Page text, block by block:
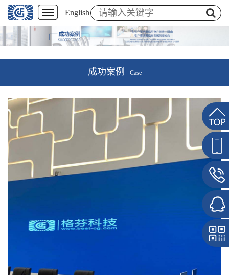
English
成功案例 Case